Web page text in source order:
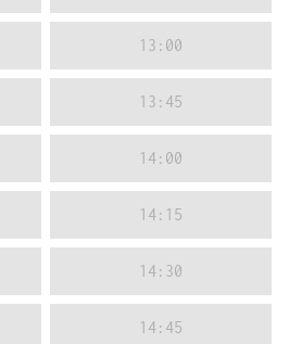
13:00
13:45
14:00
14:15
14:30
14:45